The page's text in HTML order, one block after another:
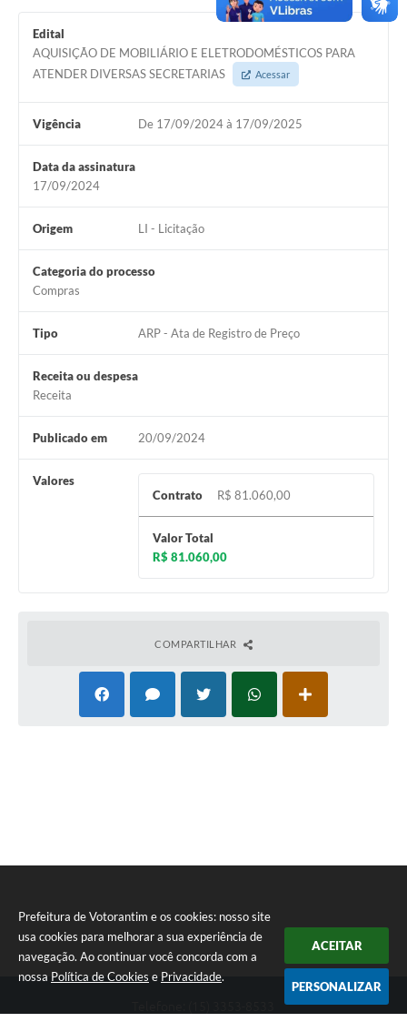
Prefeitura de Votorantim e os cookies: nosso site
usa cookies para melhorar a sua experiência de
navegação. Ao continuar você concorda com a
nossa Política de Cookies e Privacidade.
ACEITAR
PERSONALIZAR
Guarda Civil Municipal (GCM)
Manual para arquivo de remessa – NFSe
Lei de Acesso à Informação
Legislação
IPTU Selo Verde
Notícias
Edital
AQUISIÇÃO DE MOBILIÁRIO E ELETRODOMÉSTICOS PARA
ATENDER DIVERSAS SECRETARIAS
Acessar
Vigência De 17/09/2024 à 17/09/2025
Data da assinatura
17/09/2024
Origem LI - Licitação
Categoria do processo
Compras
Tipo ARP - Ata de Registro de Preço
Receita ou despesa
Receita
Publicado em 20/09/2024
Valores
Contrato
R$ 81.060,00
Valor Total
R$ 81.060,00
COMPARTILHAR